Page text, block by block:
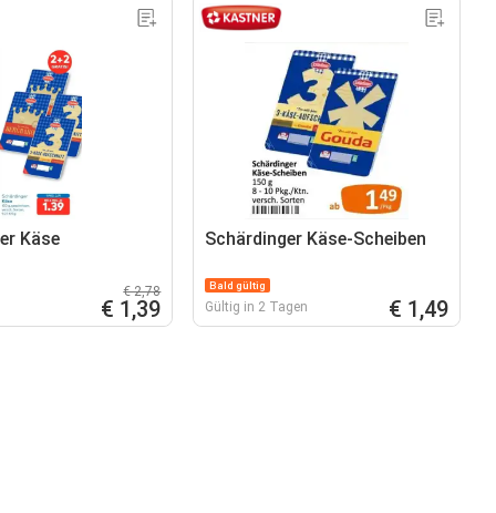
Käse
€ 2,78
€ 1,39
Schärdinger Käse-Scheiben
Bald gültig
Gültig in 2 Tagen € 1,49